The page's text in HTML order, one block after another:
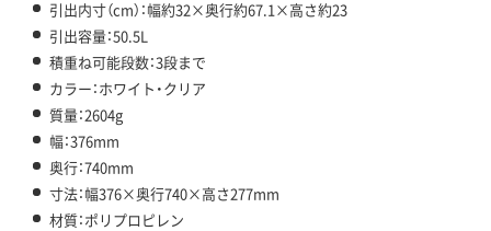
引出内寸（cm）：幅約32×奥行約67.1×高さ約23
引出容量：50.5L
積重ね可能段数：3段まで
カラー：ホワイト・クリア
質量：2604g
幅：376mm
奥行：740mm
寸法：幅376×奥行740×高さ277mm
材質：ポリプロピレン